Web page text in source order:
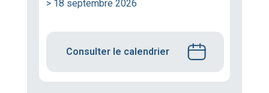
> 18 septembre 2026
Consulter le calendrier